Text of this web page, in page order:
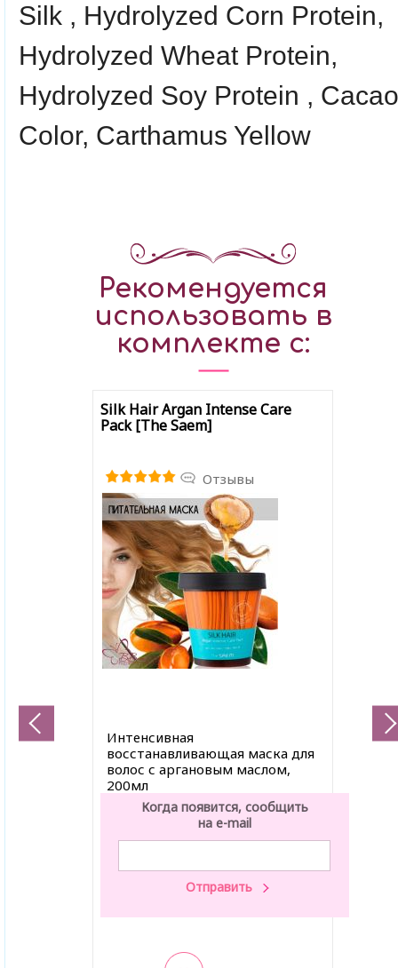
Silk , Hydrolyzed Corn Protein,
Hydrolyzed Wheat Protein,
Hydrolyzed Soy Protein , Cacao
Color, Carthamus Yellow
Рекомендуется
использовать в
комплекте с:
Silk Hair Argan Intense Care
Pack [The Saem]
Отзывы
Интенсивная
восстанавливающая маска для
волос с аргановым маслом,
200мл
Когда появится, сообщить
на e-mail